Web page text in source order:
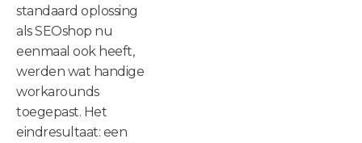
standaard oplossing
als SEOshop nu
eenmaal ook heeft,
werden wat handige
workarounds
toegepast. Het
eindresultaat: een